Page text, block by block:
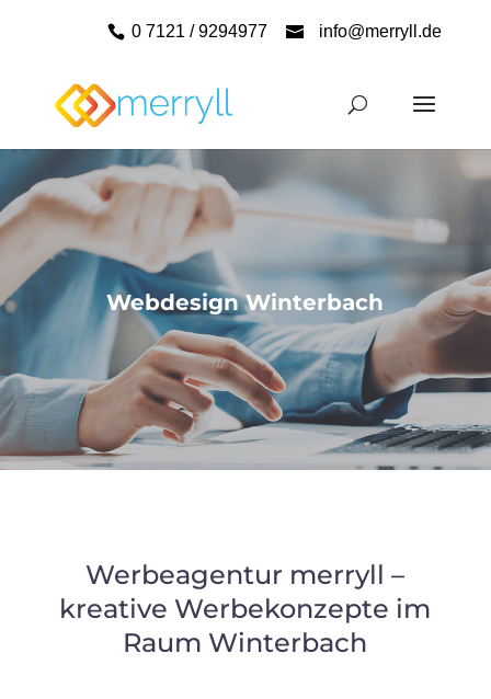
0 7121 / 9294977 info@merryll.de
Webdesign Winterbach
Werbeagentur merryll –
kreative Werbekonzepte im
Raum Winterbach